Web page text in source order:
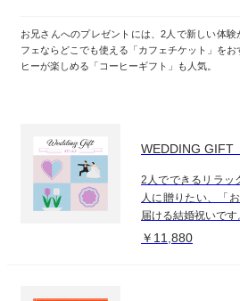
お兄さんへのプレゼントには、2人で新しい体
フェならどこでも使える「カフェチケット」を
ヒーが楽しめる「コーヒーギフト」も人気。
WEDDING GIFT
2人でできるリラッ
人に贈りたい、「
届ける結婚祝いです
￥11,880